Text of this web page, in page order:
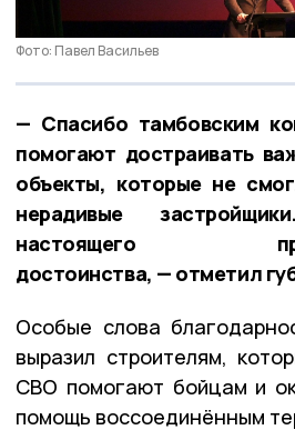
Фото: Павел Васильев
— Спасибо тамбовским
помогают достраивать
объекты, которые не
нерадивые
настоящего
достоинства, — отметил
Особые слова
выразил строителям,
СВО помогают бойцам и
помощь воссоединённым